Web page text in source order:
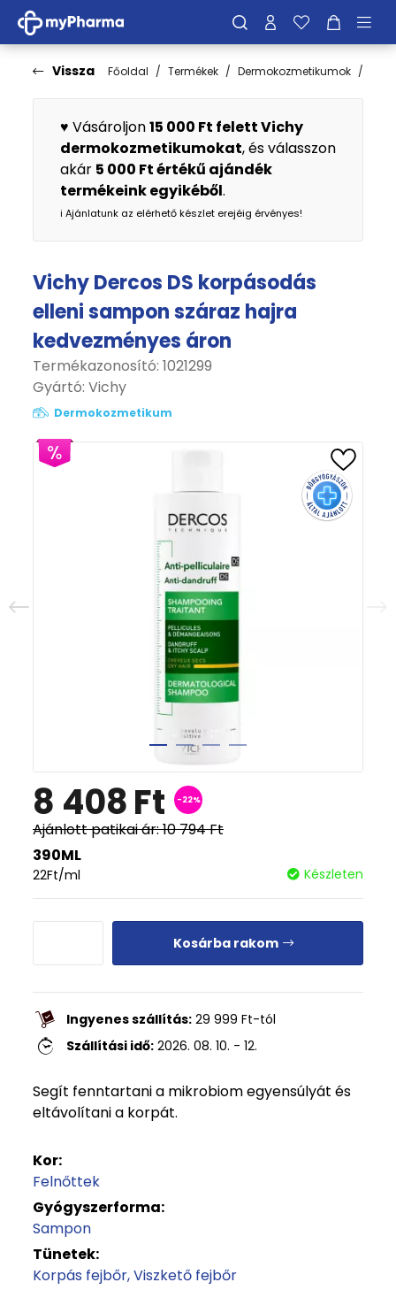
Vissza Főoldal Termékek Dermokozmetikumok
♥️ Vásároljon15 000 Ft felett Vichy
dermokozmetikumokat, és válasszon
akár 5 000 Ft értékű ajándék
termékeink egyikéből.
ℹ️ Ajánlatunk az elérhető készlet erejéig érvényes!
Vichy Dercos DS korpásodás
elleni sampon száraz hajra
kedvezményes áron
Termékazonosító: 1021299
Gyártó: Vichy
Dermokozmetikum
8 408Ft -22%
Ajánlott patikai ár:10 794Ft
390ML
22Ft/ml Készleten
Kosárba rakom
Ingyenes szállítás: 29 999 Ft-tól
Szállítási idő: 2026. 08. 10. - 12.
Segít fenntartani a mikrobiom egyensúlyát és
eltávolítani a korpát.
Kor:
Felnőttek
Gyógyszerforma:
Sampon
Tünetek:
Korpás fejbőr Viszkető fejbőr